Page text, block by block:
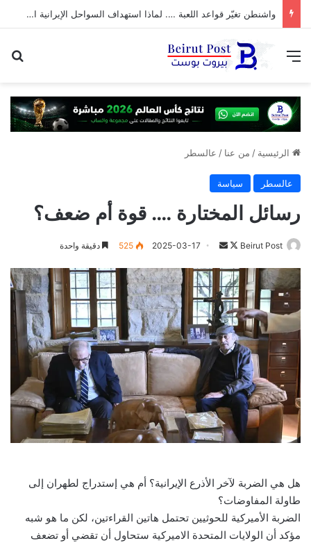
واشنطن تغيّر قواعد اللعبة …. لماذا استهداف السواحل الإيرانية الآن؟
القائمة
الرئيسية / من عنا / عالسطر
عالسطر سياسة
رسائل المختارة …. قوة أم ضعف؟
Beirut Post
تابع
X
أرسل
إلكترونيا
2025-03-17
525 دقيقة واحدة
هل هي الضربة لآخر الأذرع الإيرانية؟ أم هي إستدراج لطهران إلى
طاولة المفاوضات؟
الضربة الأميركية للحوثيين تحتمل هاتين القراءتين، لكن ما هو شبه
مؤكد أن الولايات المتحدة الاميركية ستحاول أن تقضي أو تضعف